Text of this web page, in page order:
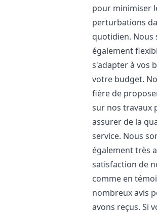
pour minimiser
perturbations
quotidien. Nous
également
s'adapter à vos
votre budget.
fière de
sur nos travaux
assurer de la
service. Nous
également très
satisfaction de
comme en
nombreux avis
avons reçus. Si